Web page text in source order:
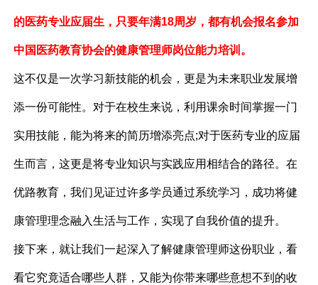
的医药专业应届生，只要年满18周岁，都有机会报名参加
中国医药教育协会的健康管理师岗位能力培训。
这不仅是一次学习新技能的机会，更是为未来职业发展增
添一份可能性。对于在校生来说，利用课余时间掌握一门
实用技能，能为将来的简历增添亮点;对于医药专业的应届
生而言，这更是将专业知识与实践应用相结合的路径。在
优路教育，我们见证过许多学员通过系统学习，成功将健
康管理理念融入生活与工作，实现了自我价值的提升。
接下来，就让我们一起深入了解健康管理师这份职业，看
看它究竟适合哪些人群，又能为你带来哪些意想不到的收